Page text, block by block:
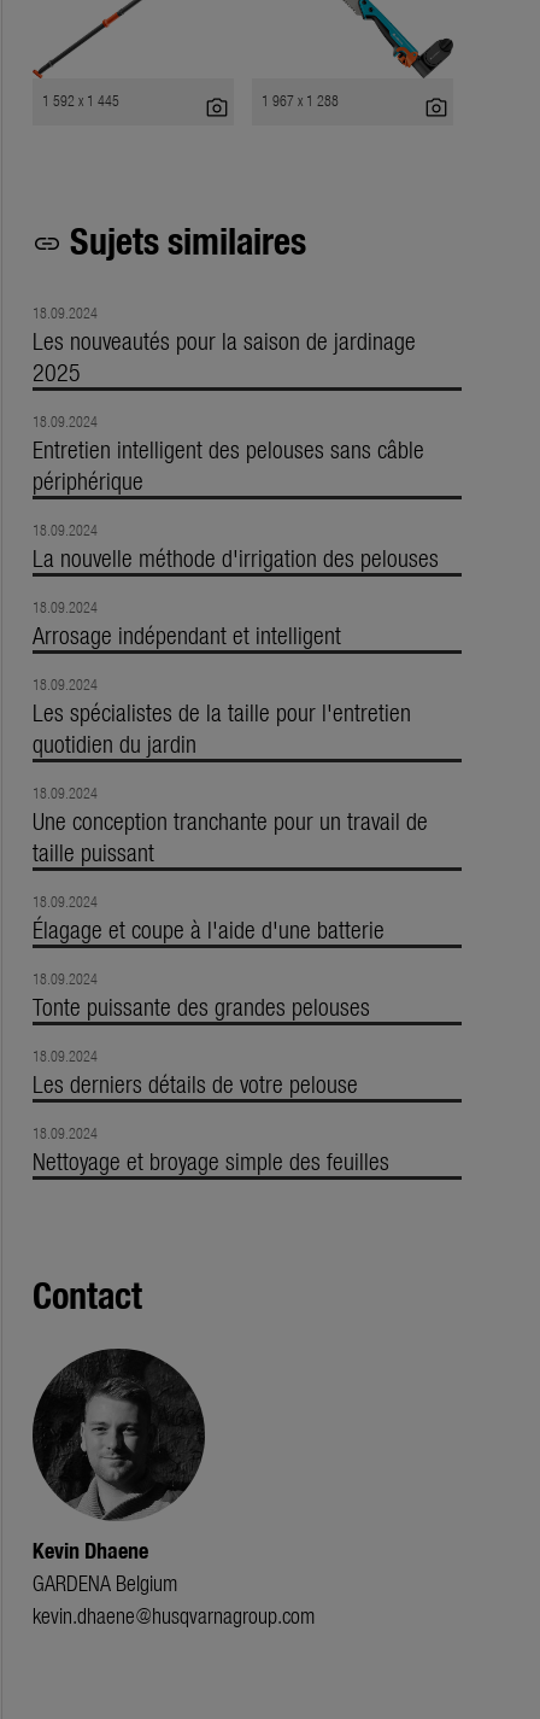
1 592 x 1 445 photo_camera 1 967 x 1 288 photo_camera
link Sujets similaires
18.09.2024
Les nouveautés pour la saison de jardinage
2025
18.09.2024
Entretien intelligent des pelouses sans câble
périphérique
18.09.2024
La nouvelle méthode d'irrigation des pelouses
18.09.2024
Arrosage indépendant et intelligent
18.09.2024
Les spécialistes de la taille pour l'entretien
quotidien du jardin
18.09.2024
Une conception tranchante pour un travail de
taille puissant
18.09.2024
Élagage et coupe à l'aide d'une batterie
18.09.2024
Tonte puissante des grandes pelouses
18.09.2024
Les derniers détails de votre pelouse
18.09.2024
Nettoyage et broyage simple des feuilles
Contact
Kevin Dhaene
GARDENA Belgium
kevin.dhaene@husqvarnagroup.com